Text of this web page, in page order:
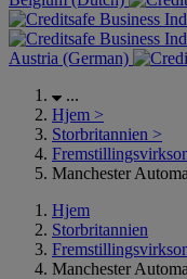
Austria (German)
...
Hjem >
Storbritannien >
Manchester
Hjem
Storbritannien
Manchester